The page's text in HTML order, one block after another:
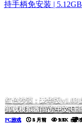
黑色灵魂2|官方中文
PC游戏 5 月前 5.7K
我的26岁女房客：在云
PC游戏 5 月前 5.7K
毒织千奈美|官方中文
PC游戏 5 月前 2.5K
诈骗园区模拟器: 地下王
PC游戏 2 月前 2.1K
挂机西游模拟器
PC游戏 5 月前 1.6K
红色沙漠：豪华版
Deluxe Edition
PC游戏 4 月前 1.1K
卸载模拟器|官方中文
PC游戏 5 月前 900